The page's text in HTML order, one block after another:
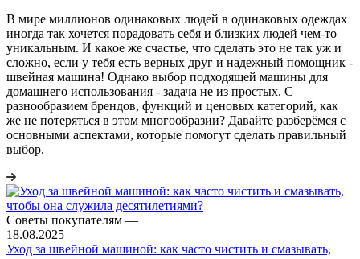
В мире миллионов одинаковых людей в одинаковых одеждах
иногда так хочется порадовать себя и близких людей чем-то
уникальным. И какое же счастье, что сделать это не так уж и
сложно, если у тебя есть верных друг и надежный помощник -
швейная машина! Однако выбор подходящей машины для
домашнего использования - задача не из простых. С
разнообразием брендов, функций и ценовых категорий, как
же не потеряться в этом многообразии? Давайте разберёмся с
основными аспектами, которые помогут сделать правильный
выбор.
Советы покупателям —
18.08.2025
Уход за швейной машиной: как часто чистить и смазывать,